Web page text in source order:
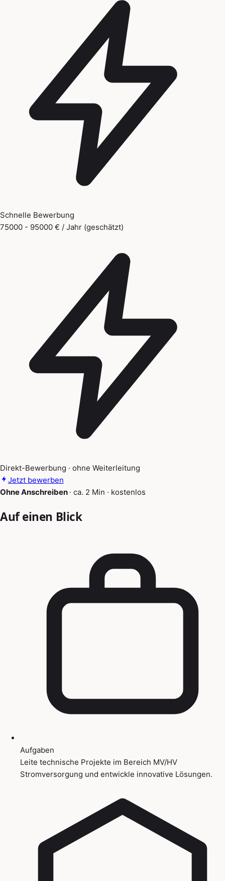
Schnelle Bewerbung
75000 - 95000 € / Jahr (geschätzt)
Direkt-Bewerbung · ohne Weiterleitung
Jetzt bewerben
Ohne Anschreiben · ca. 2 Min · kostenlos
Auf einen Blick
Aufgaben
Leite technische Projekte im Bereich MV/HV
Stromversorgung und entwickle innovative Lösungen.